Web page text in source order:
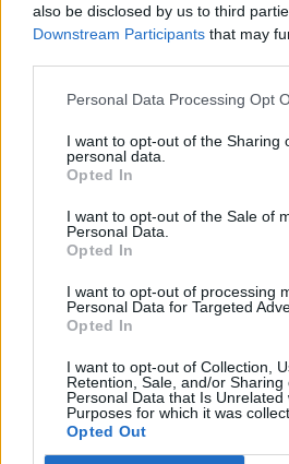
also be disclosed by us to third
Downstream Participants that may
Personal Data Processing Opt
I want to opt-out of the Sharing
personal data.
Opted In
I want to opt-out of the Sale of
Personal Data.
Opted In
I want to opt-out of processing
Personal Data for Targeted
Opted In
I want to opt-out of Collection,
Retention, Sale, and/or Sharing
Personal Data that Is Unrelated
Purposes for which it was
Opted Out
Alexandra Sieti:
«Θέλω σε αυτό το live
εναλλαγή
συναισθημάτων»
Η